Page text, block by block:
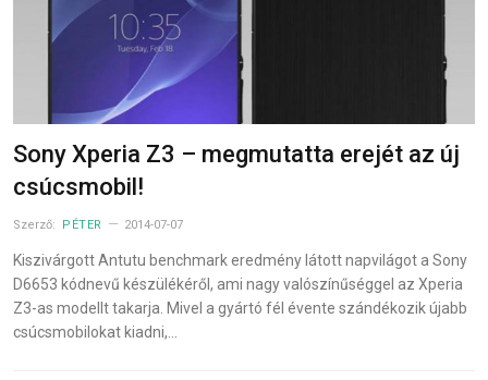
Sony Xperia Z3 – megmutatta erejét az új
csúcsmobil!
Szerző: PÉTER 2014-07-07
Kiszivárgott Antutu benchmark eredmény látott napvilágot a Sony
D6653 kódnevű készülékéről, ami nagy valószínűséggel az Xperia
Z3-as modellt takarja. Mivel a gyártó fél évente szándékozik újabb
csúcsmobilokat kiadni,…